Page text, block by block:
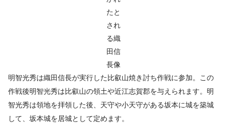
たと
され
る織
田信
長像
明智光秀は織田信長が実行した比叡山焼き討ち作戦に参加。この
作戦後明智光秀は比叡山の領土や近江志賀郡を与えられます。明
智光秀は領地を拝領した後、天守や小天守がある坂本に城を築城
して、坂本城を居城として定めます。